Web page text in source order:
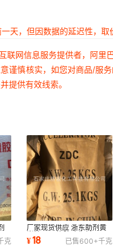
天，但因数据的延迟性，
联网信息服务提供者，阿
谨慎核实，如您对商品/服
提供有效线索。
克
厂家现货供应 浙东助剂黄
岩牌ZDC橡胶硫化剂(EZ)<
促进剂ZDEC>
¥18 已售600+千克